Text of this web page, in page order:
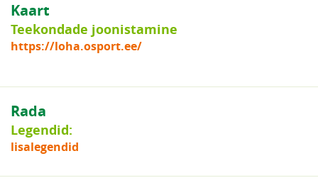
Kaart
Teekondade joonistamine
https://loha.osport.ee/
Rada
Legendid:
lisalegendid